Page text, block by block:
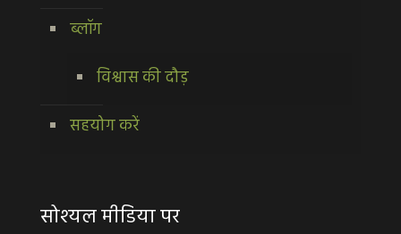
ब्लॉग
विश्वास की दौड़
सहयोग करें
सोश्यल मीडिया पर